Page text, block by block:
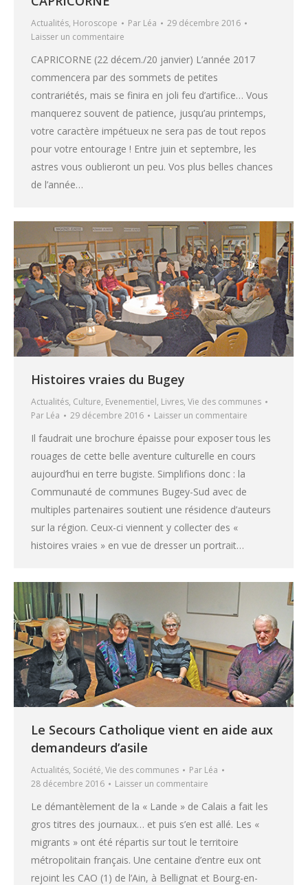
Actualités, Horoscope Par Léa
29 décembre 2016
Laisser un commentaire
CAPRICORNE (22 décem./20 janvier) L’année 2017
commencera par des sommets de petites
contrariétés, mais se finira en joli feu d’artifice… Vous
manquerez souvent de patience, jusqu’au printemps,
votre caractère impétueux ne sera pas de tout repos
pour votre entourage ! Entre juin et septembre, les
astres vous oublieront un peu. Vos plus belles chances
de l’année…
Histoires vraies du Bugey
Actualités, Culture, Evenementiel, Livres, Vie des communes
Par Léa 29 décembre 2016 Laisser un commentaire
Il faudrait une brochure épaisse pour exposer tous les
rouages de cette belle aventure culturelle en cours
aujourd’hui en terre bugiste. Simplifions donc : la
Communauté de communes Bugey-Sud avec de
multiples partenaires soutient une résidence d’auteurs
sur la région. Ceux-ci viennent y collecter des «
histoires vraies » en vue de dresser un portrait…
Le Secours Catholique vient en aide aux
demandeurs d’asile
Actualités, Société, Vie des communes Par Léa
28 décembre 2016
Laisser un commentaire
Le démantèlement de la « Lande » de Calais a fait les
gros titres des journaux… et puis s’en est allé. Les «
migrants » ont été répartis sur tout le territoire
métropolitain français. Une centaine d’entre eux ont
rejoint les CAO (1) de l’Ain, à Bellignat et Bourg-en-